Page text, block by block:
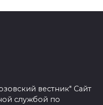
вестник" Сайт
службой по